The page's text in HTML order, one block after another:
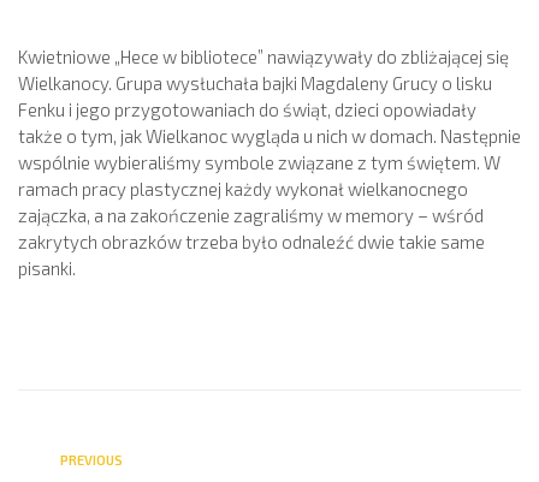
Kwietniowe „Hece w bibliotece” nawiązywały do zbliżającej się
Wielkanocy. Grupa wysłuchała bajki Magdaleny Grucy o lisku
Fenku i jego przygotowaniach do świąt, dzieci opowiadały
także o tym, jak Wielkanoc wygląda u nich w domach. Następnie
wspólnie wybieraliśmy symbole związane z tym świętem. W
ramach pracy plastycznej każdy wykonał wielkanocnego
zajączka, a na zakończenie zagraliśmy w memory – wśród
zakrytych obrazków trzeba było odnaleźć dwie takie same
pisanki.
PREVIOUS